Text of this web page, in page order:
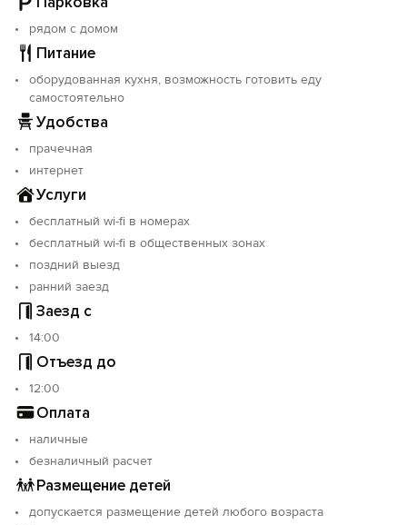
столовая.
рядом с домом
Питание
оборудованная кухня, возможность готовить еду
самостоятельно
Удобства
прачечная
интернет
Услуги
бесплатный wi-fi в номерах
бесплатный wi-fi в общественных зонах
поздний выезд
ранний заезд
Заезд с
14:00
Отъезд до
12:00
Оплата
наличные
безналичный расчет
Размещение детей
допускается размещение детей любого возраста